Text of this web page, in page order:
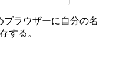
ラウザーに自分の名
する。